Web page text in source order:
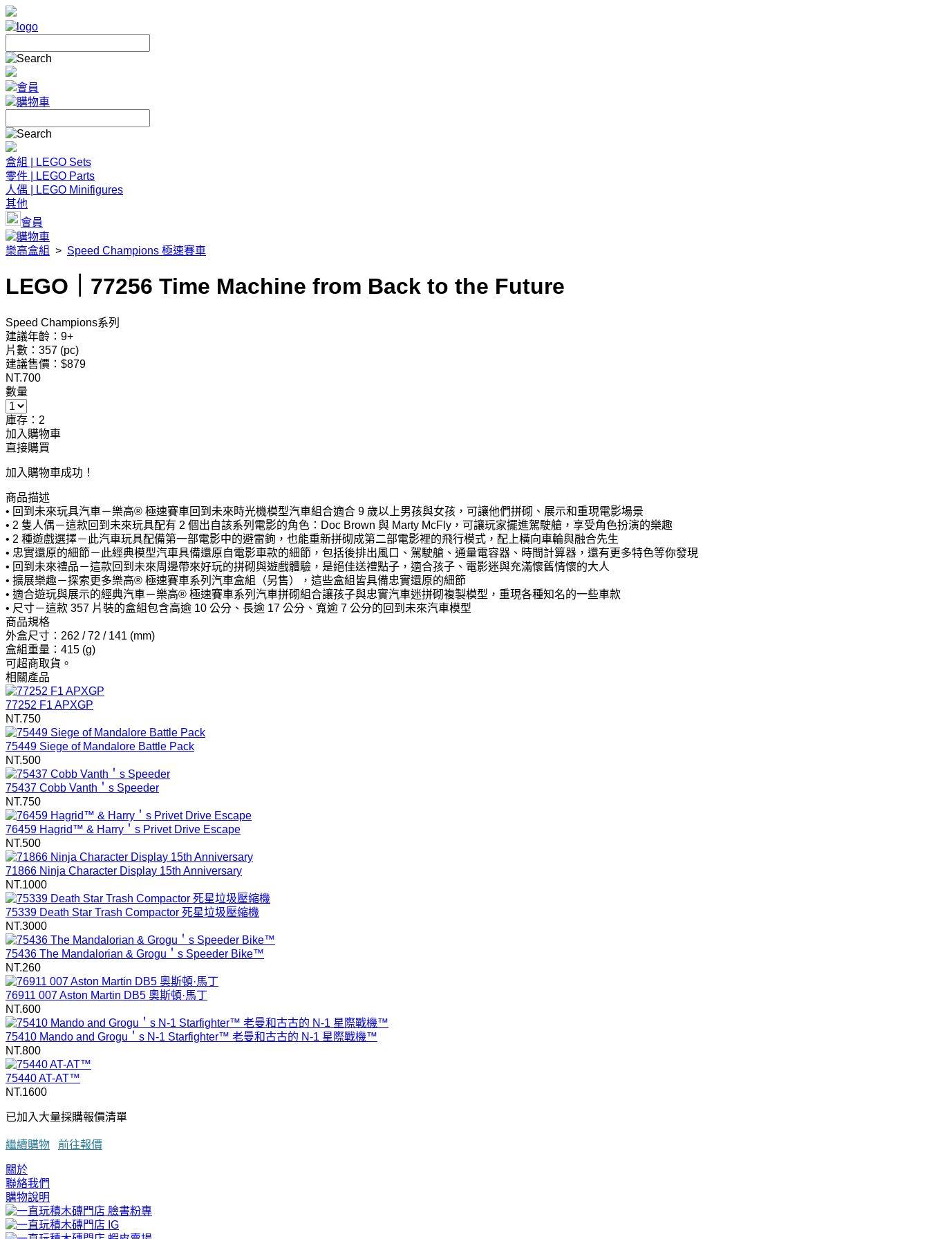
會員
購物車
盒組 | LEGO Sets
零件 | LEGO Parts
人偶 | LEGO Minifigures
其他
會員
購物車
樂高盒組 > Speed Champions 極速賽車
LEGO｜77256 Time Machine from Back to the Future
Speed Champions系列
建議年齡：9+
片數：357 (pc)
建議售價：$879
NT.700
數量
庫存：2
加入購物車
直接購買
加入購物車成功！
商品描述
• 回到未來玩具汽車－樂高® 極速賽車回到未來時光機模型汽車組合適合 9 歲以上男孩與女孩，可讓他們拼砌、展示和重現電影場景
• 2 隻人偶－這款回到未來玩具配有 2 個出自該系列電影的角色：Doc Brown 與 Marty McFly，可讓玩家擺進駕駛艙，享受角色扮演的樂趣
• 2 種遊戲選擇－此汽車玩具配備第一部電影中的避雷鉤，也能重新拼砌成第二部電影裡的飛行模式，配上橫向車輪與融合先生
• 忠實還原的細節－此經典模型汽車具備還原自電影車款的細節，包括後排出風口、駕駛艙、通量電容器、時間計算器，還有更多特色等你發現
• 回到未來禮品－這款回到未來周邊帶來好玩的拼砌與遊戲體驗，是絕佳送禮點子，適合孩子、電影迷與充滿懷舊情懷的大人
• 擴展樂趣－探索更多樂高® 極速賽車系列汽車盒組（另售），這些盒組皆具備忠實還原的細節
• 適合遊玩與展示的經典汽車－樂高® 極速賽車系列汽車拼砌組合讓孩子與忠實汽車迷拼砌複製模型，重現各種知名的一些車款
• 尺寸－這款 357 片裝的盒組包含高逾 10 公分、長逾 17 公分、寬逾 7 公分的回到未來汽車模型
商品規格
外盒尺寸：262 / 72 / 141 (mm)
盒組重量：415 (g)
可超商取貨。
相關產品
77252 F1 APXGP
NT.750
75449 Siege of Mandalore Battle Pack
NT.500
75437 Cobb Vanth＇s Speeder
NT.750
76459 Hagrid™ & Harry＇s Privet Drive Escape
NT.500
71866 Ninja Character Display 15th Anniversary
NT.1000
75339 Death Star Trash Compactor 死星垃圾壓縮機
NT.3000
75436 The Mandalorian & Grogu＇s Speeder Bike™
NT.260
76911 007 Aston Martin DB5 奧斯頓·馬丁
NT.600
75410 Mando and Grogu＇s N-1 Starfighter™ 老曼和古古的 N-1 星際戰機™
NT.800
75440 AT-AT™
NT.1600
已加入大量採購報價清單
繼續購物 前往報價
關於
聯絡我們
購物說明